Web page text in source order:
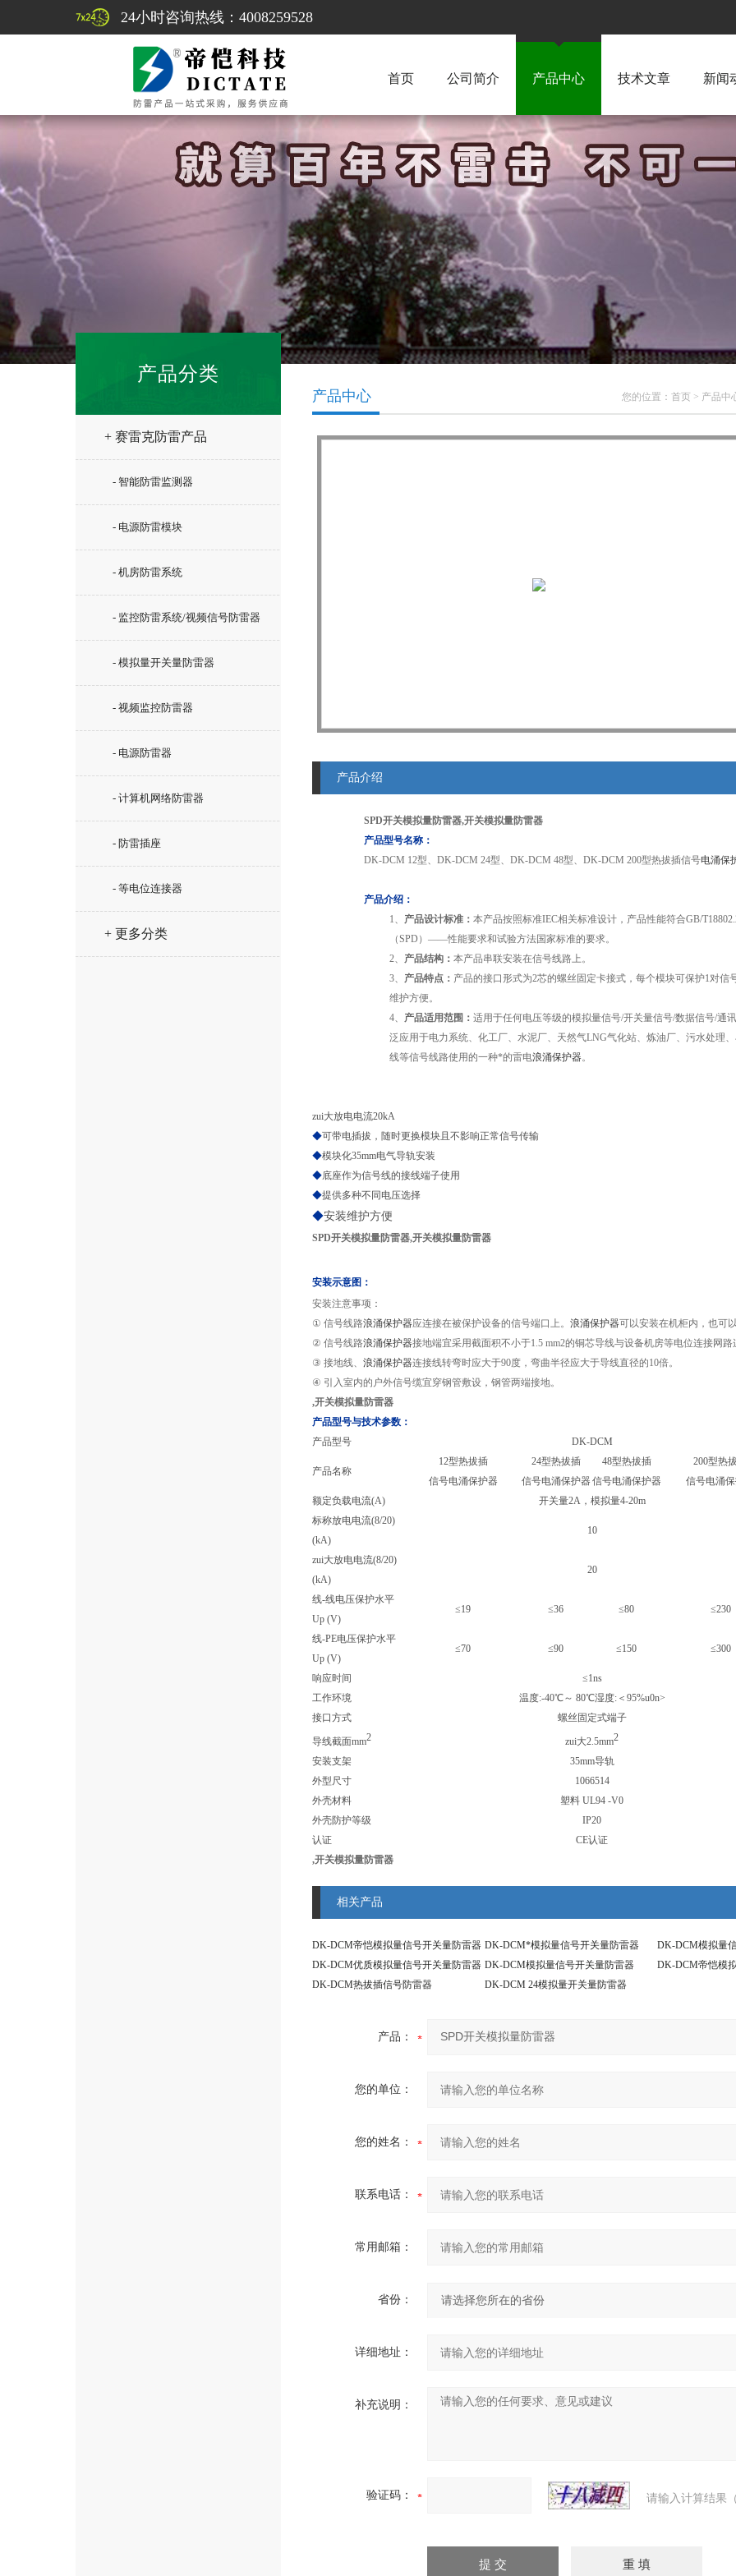
24小时咨询热线：4008259528
首页 公司简介 产品中心 技术文章 新闻
产品分类
+ 赛雷克防雷产品
- 智能防雷监测器
- 电源防雷模块
- 机房防雷系统
- 监控防雷系统/视频信号防雷器
- 模拟量开关量防雷器
- 视频监控防雷器
- 电源防雷器
- 计算机网络防雷器
- 防雷插座
- 等电位连接器
+ 更多分类
您的位置： 首页 > 产品中
产品中心
产品介绍
SPD开关模拟量防雷器,开关模拟量防雷器
产品型号名称：
DK-DCM 12型、DK-DCM 24型、DK-DCM 48型、DK-DCM 200型热拔插信号电涌保
产品介绍：
1、 产品设计标准： 本产品按照标准IEC相关标准设计，产品性能符合GB/
（SPD）——性能要求和试验方法国家标准的要求。
2、 产品结构： 本产品串联安装在信号线路上。
3、 产品特点： 产品的接口形式为2芯的螺丝固定卡接式，每个模块可保护1对信
维护方便。
4、 产品适用范围： 适用于任何电压等级的模拟量信号/开关量信号/数据信号/通
泛应用于电力系统、化工厂、水泥厂、天然气LNG气化站、炼油厂、污水处理
线等信号线路使用的一种*的雷电浪涌保护器。
zui大放电电流20kA
◆可带电插拔，随时更换模块且不影响正常信号传输
◆模块化35mm电气导轨安装
◆底座作为信号线的接线端子使用
◆提供多种不同电压选择
◆安装维护方便
SPD开关模拟量防雷器,开关模拟量防雷器
安装示意图：
安装注意事项：
① 信号线路浪涌保护器应连接在被保护设备的信号端口上。 浪涌保护器可以安装在机柜内，也可
② 信号线路浪涌保护器接地端宜采用截面积不小于1.5 mm2的铜芯导线与设备机房等电位连接网
③ 接地线、 浪涌保护器连接线转弯时应大于90度，弯曲半径应大于导线直径的10倍。
④ 引入室内的户外信号缆宜穿钢管敷设，钢管两端接地。
,开关模拟量防雷器
产品型号与技术参数：
产品型号
DK-DCM
产品名称
12型热拔插
信号电涌保护器
24型热拔插
信号电涌保护器
48型热拔插
信号电涌保护器
200型热
信号电涌
额定负载电流(A)
开关量2A，模拟量4-20m
标称放电电流(8/20)
(kA)
10
zui大放电电流(8/20)
(kA)
20
线-线电压保护水平
Up (V)
≤19 ≤36 ≤80 ≤230
线-PE电压保护水平
Up (V)
≤70 ≤90 ≤150 ≤300
响应时间
≤1ns
工作环境
温度:-40℃～ 80℃湿度:＜95%u0n>
接口方式
螺丝固定式端子
导线截面mm2 zui大2.5mm2
安装支架
35mm导轨
外型尺寸
1066514
外壳材料
塑料 UL94 -V0
外壳防护等级
IP20
认证
CE认证
,开关模拟量防雷器
相关产品
DK-DCM帝恺模拟量信号开关量防雷器 DK-DCM*模拟量信号开关量防雷器
DK-DCM模拟量
DK-DCM优质模拟量信号开关量防雷器 DK-DCM模拟量信号开关量防雷器
DK-DCM帝恺模
DK-DCM热拔插信号防雷器
DK-DCM 24模拟量开关量防雷器
产品：
您的单位：
您的姓名：
联系电话：
常用邮箱：
省份：
详细地址：
补充说明：
验证码： 请输入计算结果